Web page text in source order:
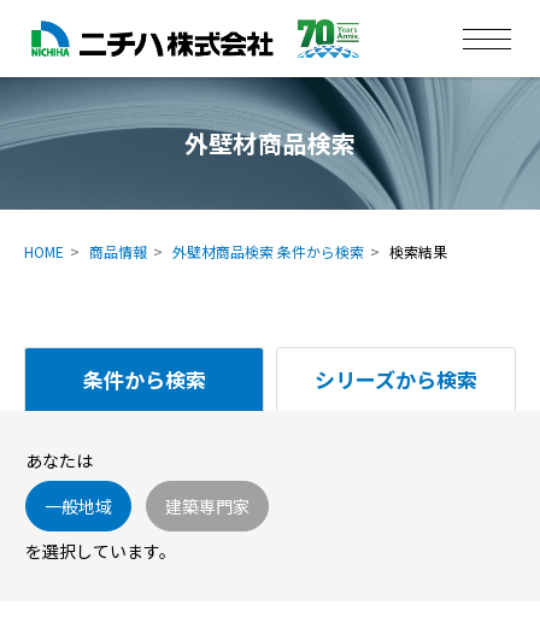
外壁材商品検索
HOME 商品情報 外壁材商品検索 条件から検索 検索結果
条件から検索 シリーズから検索
あなたは
一般地域
建築専門家
を選択しています。